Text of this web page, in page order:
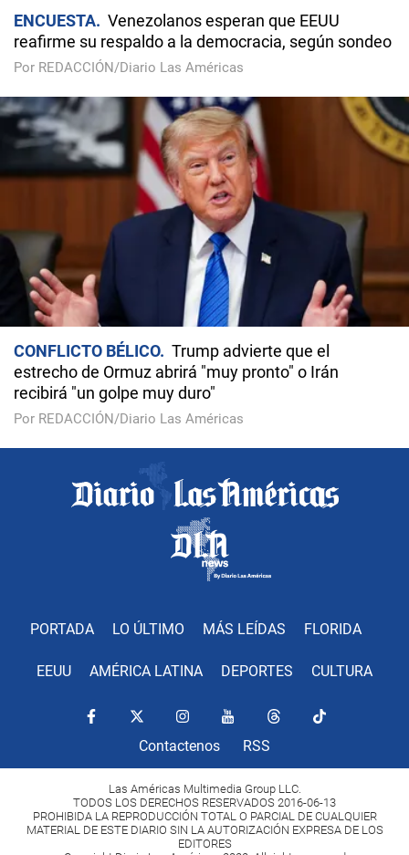
ENCUESTA
Venezolanos esperan que EEUU
reafirme su respaldo a la democracia, según sondeo
Por REDACCIÓN/Diario Las Américas
CONFLICTO BÉLICO
Trump advierte que el
estrecho de Ormuz abrirá "muy pronto" o Irán
recibirá "un golpe muy duro"
Por REDACCIÓN/Diario Las Américas
PORTADA LO ÚLTIMO MÁS LEÍDAS FLORIDA
EEUU AMÉRICA LATINA DEPORTES CULTURA
Contactenos RSS
Las Américas Multimedia Group LLC.
TODOS LOS DERECHOS RESERVADOS 2016-06-13
PROHIBIDA LA REPRODUCCIÓN TOTAL O PARCIAL DE CUALQUIER
MATERIAL DE ESTE DIARIO SIN LA AUTORIZACIÓN EXPRESA DE LOS
EDITORES